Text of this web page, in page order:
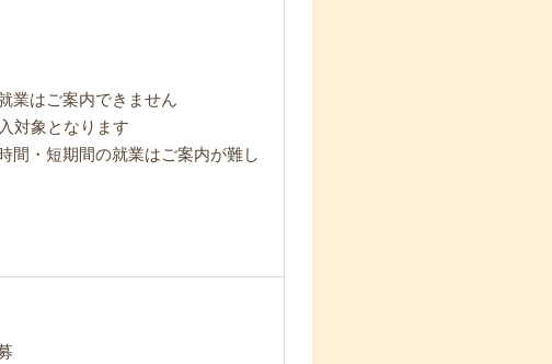
業はご案内できません
対象となります
間・短期間の就業はご案内が難し